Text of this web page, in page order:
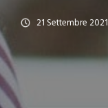
21 Settembre 2021